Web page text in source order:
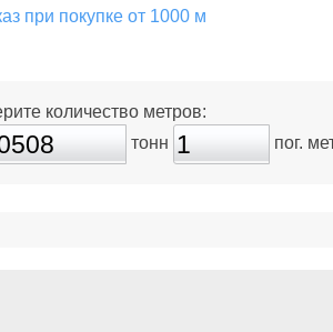
при покупке от 1000 м
количество метров:
тонн
пог.